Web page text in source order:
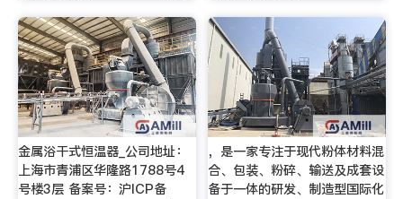
金属浴干式恒温器_公司地址：
上海市青浦区华隆路1788号4
号楼3层 备案号：沪ICP备
，是一家专注于现代粉体材料混
合、包装、粉碎、输送及成套设
备于一体的研发、制造型国际化